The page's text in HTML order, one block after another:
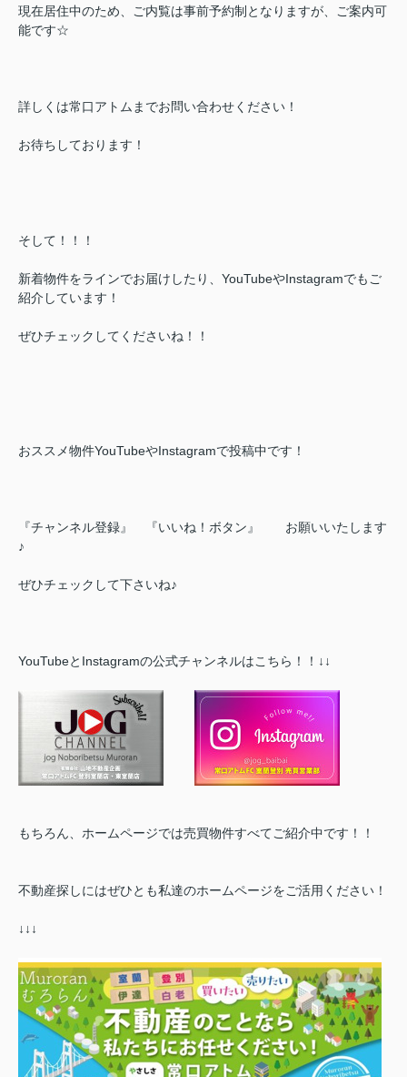
現在居住中のため、ご内覧は事前予約制となりますが、ご案内可
能です☆
詳しくは常口アトムまでお問い合わせください！
お待ちしております！
そして！！！
新着物件をラインでお届けしたり、YouTubeやInstagramでもご
紹介しています！
ぜひチェックしてくださいね！！
おススメ物件YouTubeやInstagramで投稿中です！
『チャンネル登録』 『いいね！ボタン』 お願いいたします
♪
ぜひチェックして下さいね♪
YouTubeとInstagramの公式チャンネルはこちら！！↓↓
もちろん、ホームページでは売買物件すべてご紹介中です！！
不動産探しにはぜひとも私達のホームページをご活用ください！
↓↓↓